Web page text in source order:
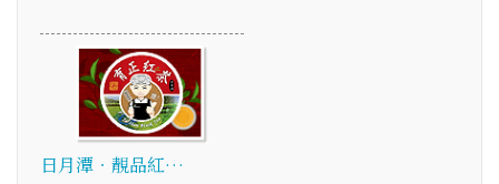
日月潭‧靚品紅…